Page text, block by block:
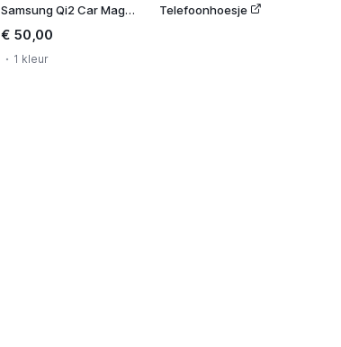
Samsung Qi2 Car Magnetic Wireless Charger
€ 50,00
1 kleur
Telefoonhoesje